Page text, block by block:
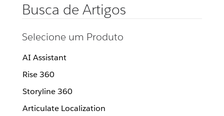
Busca de Artigos
Selecione um Produto
AI Assistant
Rise 360
Storyline 360
Articulate Localization